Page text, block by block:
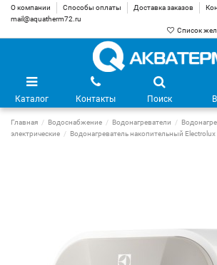
О компании Способы оплаты Доставка заказов
mail@aquatherm72.ru
Список
Каталог Контакты Поиск
Главная Водоснабжение Водонагреватели
электрические
Водонагреватель накопительный Electrolux